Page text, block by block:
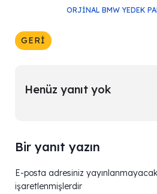
ORJINAL BMW YEDEK
GERI
Henüz yanıt yok
Bir yanıt yazın
E-posta adresiniz
işaretlenmişlerdir